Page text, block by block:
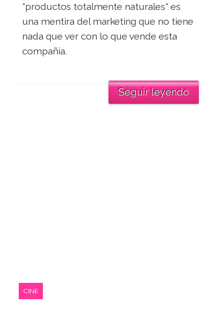
"productos totalmente naturales" es
una mentira del marketing que no tiene
nada que ver con lo que vende esta
compañía.
Seguir leyendo
CINE